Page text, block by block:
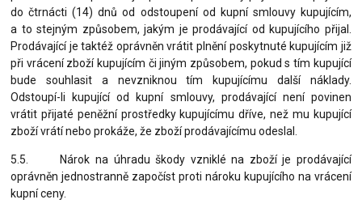
do čtrnácti (14) dnů od odstoupení od kupní smlouvy kupujícím,
a to stejným způsobem, jakým je prodávající od kupujícího přijal.
Prodávající je taktéž oprávněn vrátit plnění poskytnuté kupujícím již
při vrácení zboží kupujícím či jiným způsobem, pokud s tím kupující
bude souhlasit a nevzniknou tím kupujícímu další náklady.
Odstoupí-li kupující od kupní smlouvy, prodávající není povinen
vrátit přijaté peněžní prostředky kupujícímu dříve, než mu kupující
zboží vrátí nebo prokáže, že zboží prodávajícímu odeslal.
5.5. Nárok na úhradu škody vzniklé na zboží je prodávající
oprávněn jednostranně započíst proti nároku kupujícího na vrácení
kupní ceny.